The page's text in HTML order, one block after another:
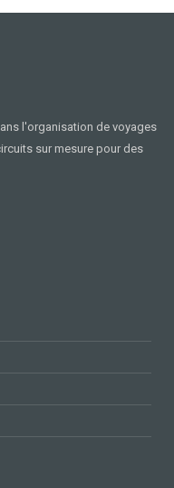
l'organisation de voyages
sur mesure pour des